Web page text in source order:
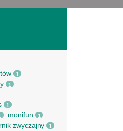
1
1
1
monifun 1
zwyczajny 1